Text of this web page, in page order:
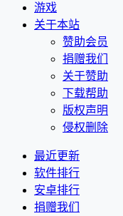
游戏
关于本站
赞助会员
捐赠我们
关于赞助
下载帮助
版权声明
侵权删除
最近更新
软件排行
安卓排行
捐赠我们